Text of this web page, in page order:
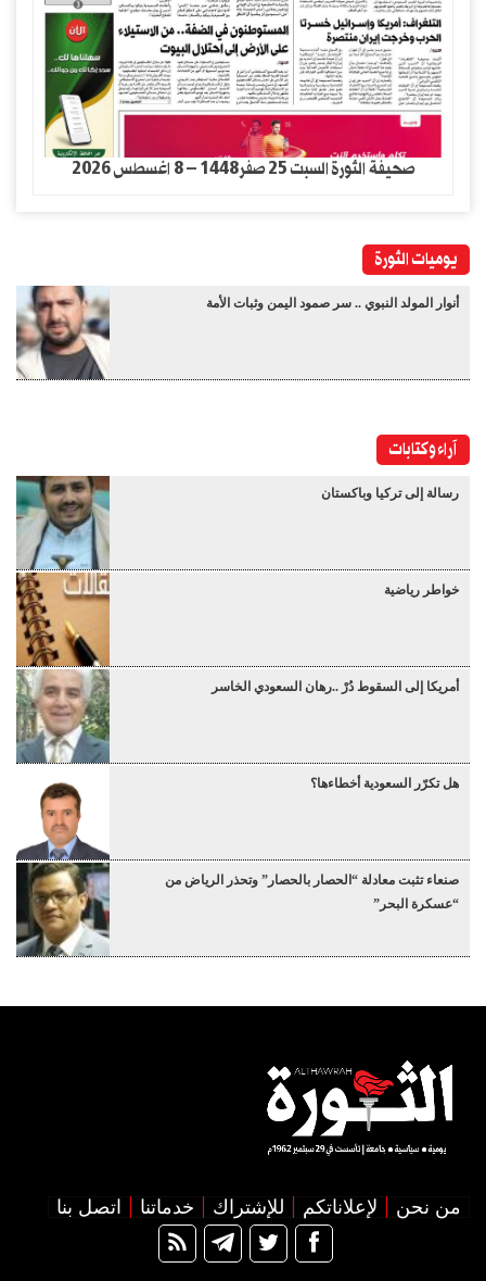
صحيفة الثورة السبت 25 صفر1448 – 8 اغسطس 2026
يوميات الثورة
أنوار المولد النبوي .. سر صمود اليمن وثبات الأمة
آراء وكتابات
رسالة إلى تركيا وباكستان
خواطر رياضية
أمريكا إلى السقوط دُرْ ..رهان السعودي الخاسر
هل تكرّر السعودية أخطاءها؟
صنعاء تثبت معادلة “الحصار بالحصار” وتحذر الرياض من
“عسكرة البحر”
من نحن لإعلاناتكم للإشتراك خدماتنا اتصل بنا